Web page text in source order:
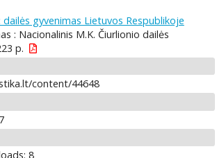
gyvenimas Lietuvos Respublikoje
: Nacionalinis M.K. Čiurlionio dailės
p.
content/44648
8